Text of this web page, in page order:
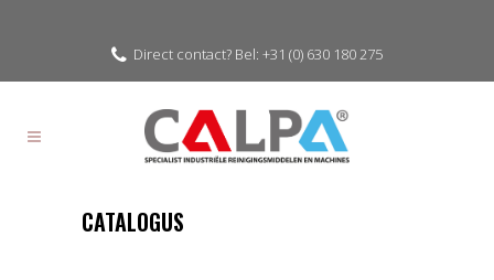
Direct contact? Bel: +31 (0) 630 180 275
CATALOGUS